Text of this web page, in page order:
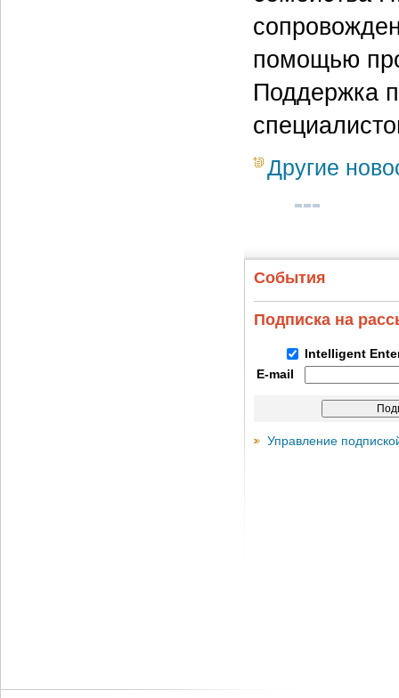
помощью
Поддержка
Другие
События
Подписка на
Intelligent
E-mail
Управление